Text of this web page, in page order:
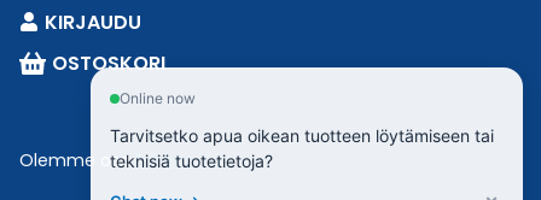
KIRJAUDU
OSTOSKORI
Olemme osaEsbeconia.
Online now
Tarvitsetko apua oikean tuotteen löytämiseen tai
teknisiä tuotetietoja?